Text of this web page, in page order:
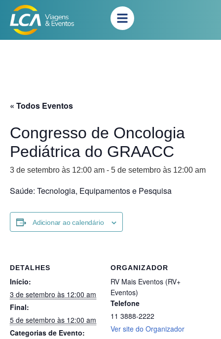
« Todos Eventos
Congresso de Oncologia
Pediátrica do GRAACC
3 de setembro às 12:00 am - 5 de setembro às 12:00 am
Saúde: Tecnologia, Equipamentos e Pesquisa
Adicionar ao calendário
DETALHES
Início:
3 de setembro às 12:00 am
Final:
5 de setembro às 12:00 am
Categorias de Evento:
ORGANIZADOR
RV Mais Eventos (RV+
Eventos)
Telefone
11 3888-2222
Ver site do Organizador